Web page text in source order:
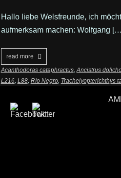
Hallo liebe Welsfreunde, ich
aufmerksam machen: Wolfgang
read more
Acanthodoras cataphractus,Ancistrus
L216, L88, Río Negro, Trachelyopterichthys